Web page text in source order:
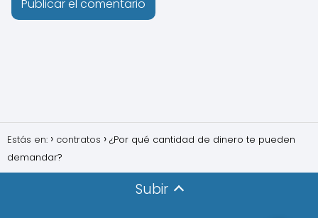
Estás en: contratos
¿Por qué cantidad de dinero te pueden
demandar?
Subir